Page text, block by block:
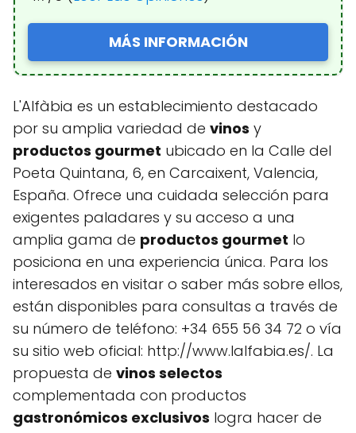
MÁS INFORMACIÓN
L'Alfàbia es un establecimiento destacado
por su amplia variedad de vinos y
productos gourmet ubicado en la Calle del
Poeta Quintana, 6, en Carcaixent, Valencia,
España. Ofrece una cuidada selección para
exigentes paladares y su acceso a una
amplia gama de productos gourmet lo
posiciona en una experiencia única. Para los
interesados en visitar o saber más sobre ellos,
están disponibles para consultas a través de
su número de teléfono: +34 655 56 34 72 o vía
su sitio web oficial: http://www.lalfabia.es/. La
propuesta de vinos selectos
complementada con productos
gastronómicos exclusivos logra hacer de